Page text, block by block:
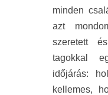
minden
azt
szeretett
tagokkal
időjárás:
kellemes,